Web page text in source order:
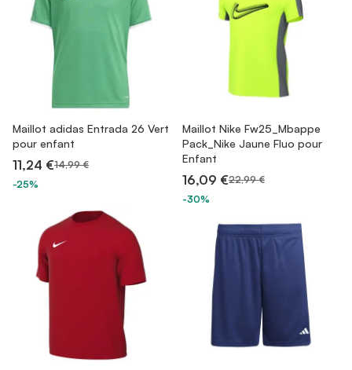
Maillot adidas Entrada 26 Vert
pour enfant
11,24 €14,99 €
-25%
Maillot Nike Fw25_Mbappe
Pack_Nike Jaune Fluo pour
Enfant
16,09 €22,99 €
-30%